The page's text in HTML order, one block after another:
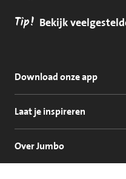
Tip! Bekijk
Download onze app
Laat je inspireren
Over Jumbo